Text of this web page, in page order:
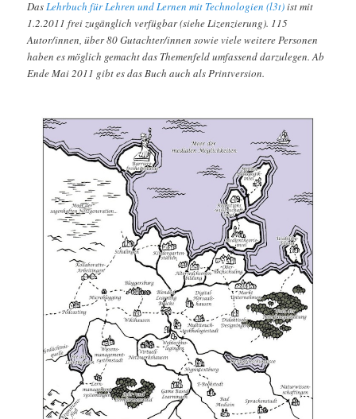
Das Lehrbuch für Lehren und Lernen mit Technologien (l3t)ist mit
1.2.2011 frei zugänglich verfügbar (siehe Lizenzierung). 115
Autor/innen, über 80 Gutachter/innen sowie viele weitere Personen
haben es möglich gemacht das Themenfeld umfassend darzulegen. Ab
Ende Mai 2011 gibt es das Buch auch als Printversion.